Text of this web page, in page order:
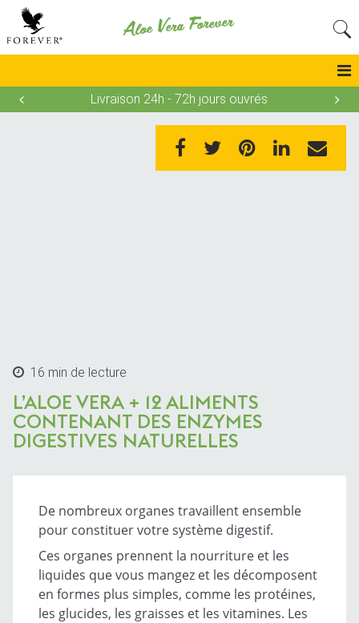
Aloe Vera Forever
Livraison 24h - 72h jours ouvrés
16 min de lecture
L’ALOE VERA + 12 ALIMENTS
CONTENANT DES ENZYMES
DIGESTIVES NATURELLES
De nombreux organes travaillent ensemble
pour constituer votre système digestif.
Ces organes prennent la nourriture et les
liquides que vous mangez et les décomposent
en formes plus simples, comme les protéines,
les glucides, les graisses et les vitamines. Les